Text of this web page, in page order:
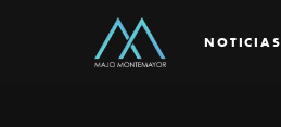
NOTICIAS